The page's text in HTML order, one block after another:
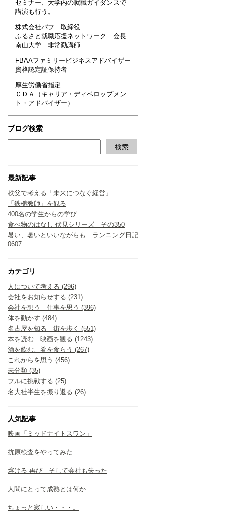
セミナー、大学内の就職ガイダンスで
講演も行う。
株式会社パフ 取締役
ふるさと就職応援ネットワーク 会長
南山大学 非常勤講師
FBAAファミリービジネスアドバイザー
資格認定証保持者
厚生労働省指定
ＣＤＡ（キャリア・ディベロップメン
ト・アドバイザー）
ブログ検索
最新記事
秩父で考える「未来につなぐ経営」
「鉄槌教師」を観る
400名の学生からの学び
食べ物のはなし 伏見シリーズ その350
暑い、暑いといいながらも ランニング日記
0607
カテゴリ
人について考える (296)
会社をお知らせする (231)
会社を想う 仕事を思う (396)
体を動かす (484)
名古屋を知る 街を歩く (551)
本を読む 映画を観る (1243)
酒を飲む、肴を食らう (267)
これからを思う (456)
未分類 (35)
フルに挑戦する (25)
名大社半生を振り返る (26)
人気記事
映画「ミッドナイトスワン」
抗原検査をやってみた
熔ける 再び そして会社も失った
人間にとって成熟とは何か
ちょっと寂しい・・・。